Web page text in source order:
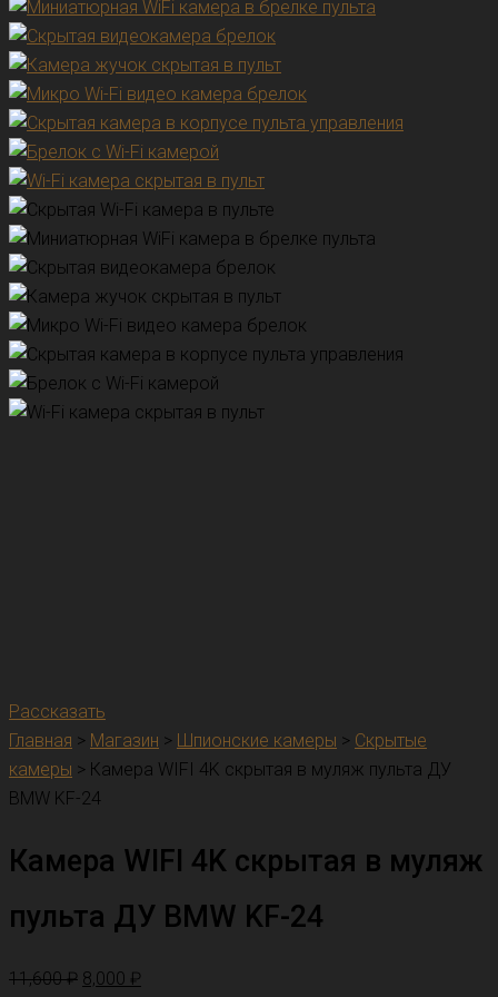
Рассказать
Главная > Магазин > Шпионские камеры > Скрытые
камеры > Камера WIFI 4K скрытая в муляж пульта ДУ
BMW KF-24
Камера WIFI 4K скрытая в муляж
пульта ДУ BMW KF-24
11,600₽ 8,000 ₽